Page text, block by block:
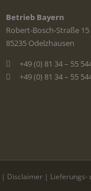
Betrieb Bayern
Robert-Bosch-Straße 15
85235 Odelzhausen
+49 (0) 81 34 – 55
+49 (0) 81 34 – 55
| Disclaimer | Lieferungs-